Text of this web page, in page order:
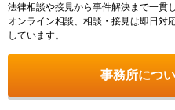
法律相談や接見から事件解決まで一貫
オンライン相談、相談・接見は即日対
しています。
事務所につ